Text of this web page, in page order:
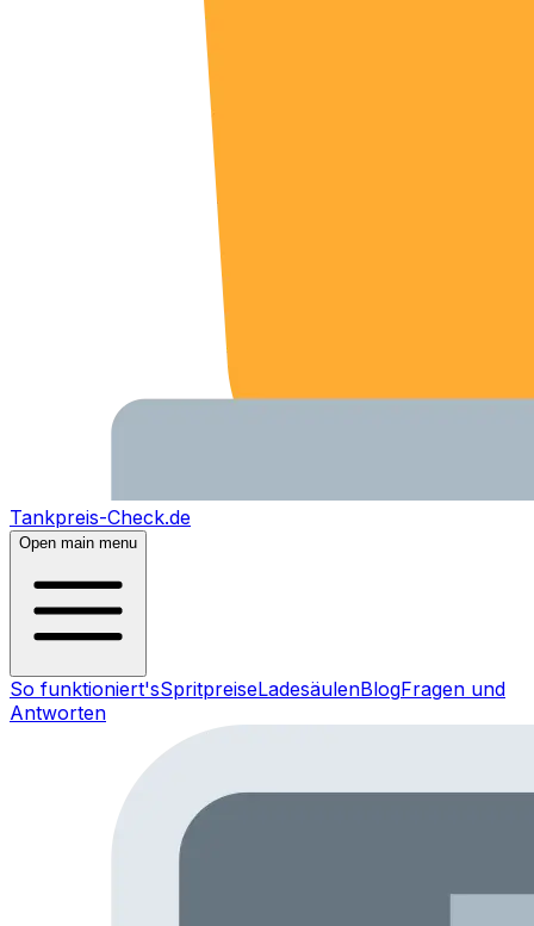
Tankpreis-Check.de
Open main menu
So funktioniert'sSpritpreiseLadesäulenBlogFragen und
Antworten